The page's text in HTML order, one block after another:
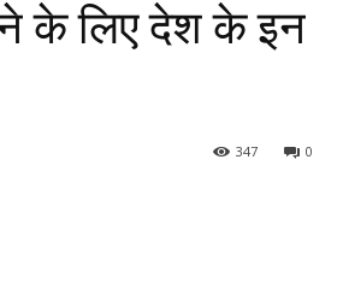
के लिए देश के इन
0
347